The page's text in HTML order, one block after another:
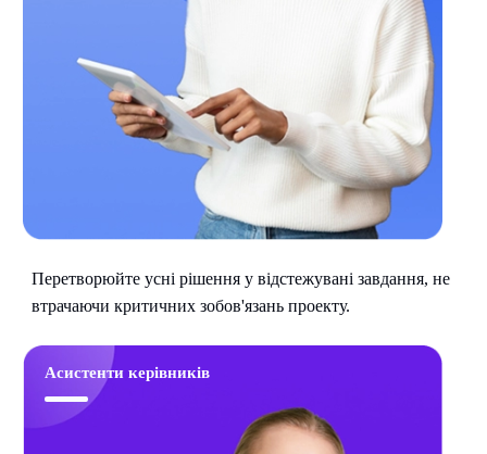
Перетворюйте усні рішення у відстежувані завдання, не
втрачаючи критичних зобов'язань проекту.
Асистенти керівників